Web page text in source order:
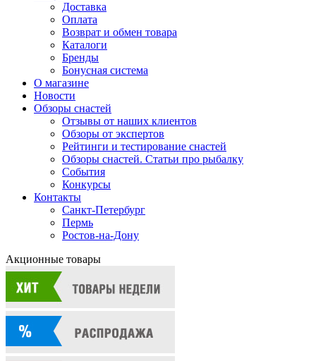
Доставка
Оплата
Возврат и обмен товара
Каталоги
Бренды
Бонусная система
О магазине
Новости
Обзоры снастей
Отзывы от наших клиентов
Обзоры от экспертов
Рейтинги и тестирование снастей
Обзоры снастей. Статьи про рыбалку
События
Конкурсы
Контакты
Санкт-Петербург
Пермь
Ростов-на-Дону
Акционные товары